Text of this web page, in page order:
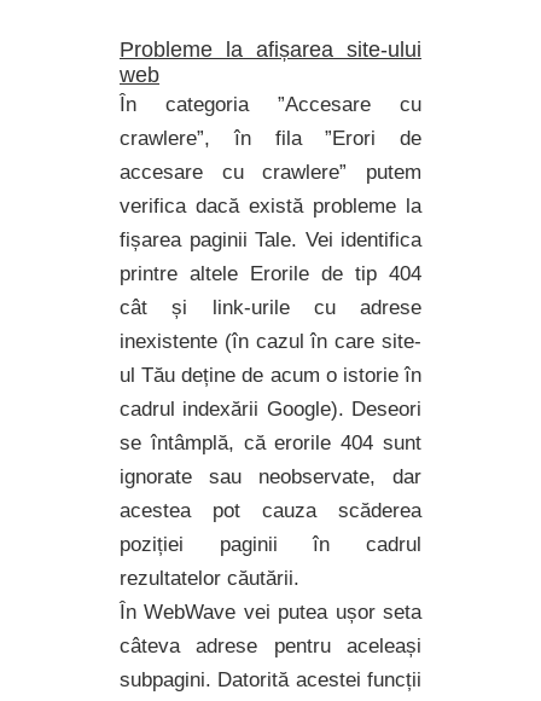
Probleme la afișarea site-ului
web
În categoria ”Accesare cu
crawlere”, în fila ”Erori de
accesare cu crawlere” putem
verifica dacă există probleme la
fișarea paginii Tale. Vei identifica
printre altele Erorile de tip 404
cât și link-urile cu adrese
inexistente (în cazul în care site-
ul Tău deține de acum o istorie în
cadrul indexării Google). Deseori
se întâmplă, că erorile 404 sunt
ignorate sau neobservate, dar
acestea pot cauza scăderea
poziției paginii în cadrul
rezultatelor căutării.
În WebWave vei putea ușor seta
câteva adrese pentru aceleași
subpagini. Datorită acestei funcții